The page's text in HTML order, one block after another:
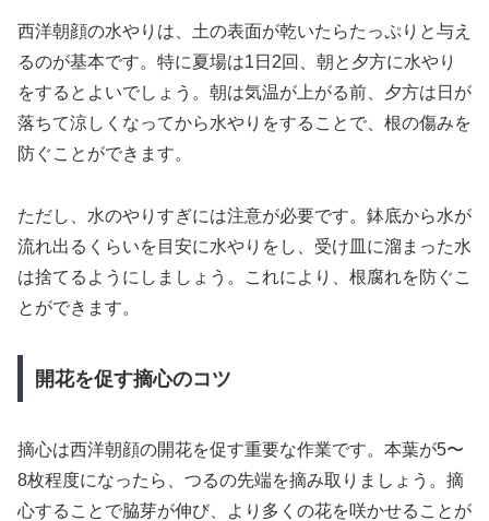
西洋朝顔の水やりは、土の表面が乾いたらたっぷりと与え
るのが基本です。特に夏場は1日2回、朝と夕方に水やり
をするとよいでしょう。朝は気温が上がる前、夕方は日が
落ちて涼しくなってから水やりをすることで、根の傷みを
防ぐことができます。
ただし、水のやりすぎには注意が必要です。鉢底から水が
流れ出るくらいを目安に水やりをし、受け皿に溜まった水
は捨てるようにしましょう。これにより、根腐れを防ぐこ
とができます。
開花を促す摘心のコツ
摘心は西洋朝顔の開花を促す重要な作業です。本葉が5〜
8枚程度になったら、つるの先端を摘み取りましょう。摘
心することで脇芽が伸び、より多くの花を咲かせることが